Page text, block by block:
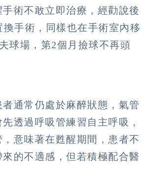
術不敢立即治療，經勸說後
手術，同樣也在手術室內移
球場，第2個月撿球不再頭
通常仍處於麻醉狀態，氣管
透過呼吸管練習自主呼吸，
意味著在甦醒期間，患者不
的不適感，但若積極配合醫